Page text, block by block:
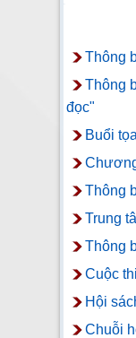
Thông
Thông
đọc"
Buổi
Thông
Trung
Thông
Cuộc
Hội
Chuỗi